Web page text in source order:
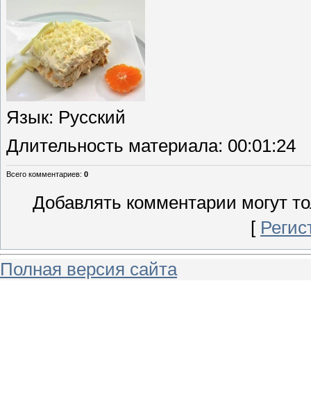
Язык: Русский
Длительность материала: 00:01:24
Всего комментариев: 0
Добавлять комментарии могут
[
Полная версия сайта